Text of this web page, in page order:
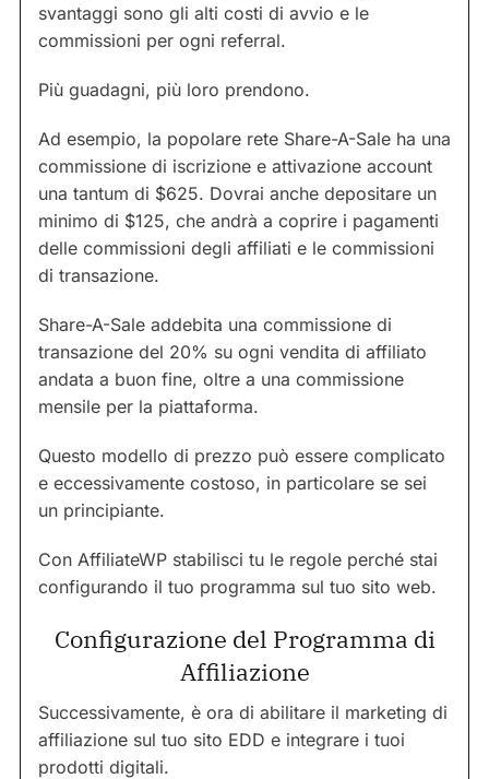
svantaggi sono gli alti costi di avvio e le
commissioni per ogni referral.
Più guadagni, più loro prendono.
Ad esempio, la popolare rete Share-A-Sale ha una
commissione di iscrizione e attivazione account
una tantum di $625. Dovrai anche depositare un
minimo di $125, che andrà a coprire i pagamenti
delle commissioni degli affiliati e le commissioni
di transazione.
Share-A-Sale addebita una commissione di
transazione del 20% su ogni vendita di affiliato
andata a buon fine, oltre a una commissione
mensile per la piattaforma.
Questo modello di prezzo può essere complicato
e eccessivamente costoso, in particolare se sei
un principiante.
Con AffiliateWP stabilisci tu le regole perché stai
configurando il tuo programma sul tuo sito web.
Configurazione del Programma di
Affiliazione
Successivamente, è ora di abilitare il marketing di
affiliazione sul tuo sito EDD e integrare i tuoi
prodotti digitali.